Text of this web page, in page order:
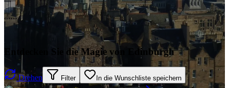
Entdecken Sie die Magie von Edinburgh
Drehen Filter In die Wunschliste speichern